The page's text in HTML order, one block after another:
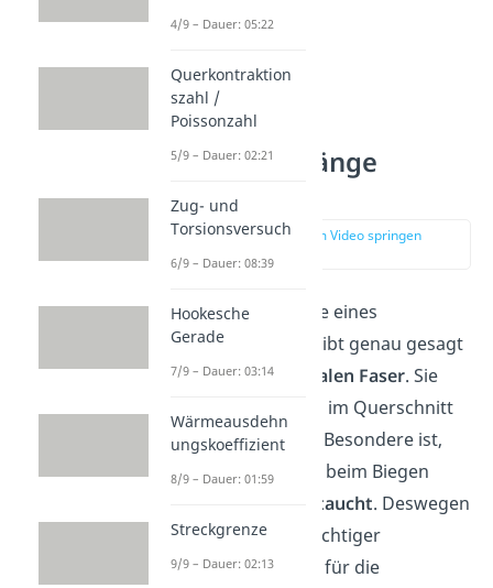
Gestreckte Länge
Formel
zur Stelle im Video springen
Die gestreckte Länge eines
Werkstücks beschreibt genau gesagt
die Länge derneutralen Faser. Sie
liegt meistens mittig im Querschnitt
deines Bauteils. Das Besondere ist,
dass sich ihre Länge beim Biegen
staucht. Deswegen
eignet sie sich als wichtiger
Orientierungspunkt für die
4/9 – Dauer: 05:22
Querkontraktion
szahl /
Poissonzahl
5/9 – Dauer: 02:21
Zug- und
Torsionsversuch
6/9 – Dauer: 08:39
Hookesche
Gerade
7/9 – Dauer: 03:14
Wärmeausdehn
ungskoeffizient
8/9 – Dauer: 01:59
Streckgrenze
9/9 – Dauer: 02:13